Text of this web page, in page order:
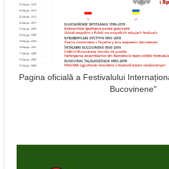
Pagina oficială a Festivalului
Bucovinene"